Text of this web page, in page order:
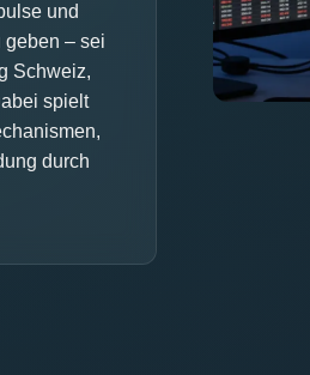
und
geben – sei
Schweiz,
spielt
durch